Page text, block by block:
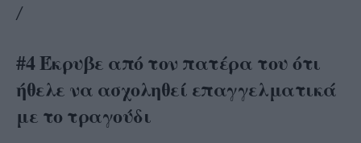
/
#4 Έκρυβε από τον πατέρα του ότι
ήθελε να ασχοληθεί επαγγελματικά
με το τραγούδι